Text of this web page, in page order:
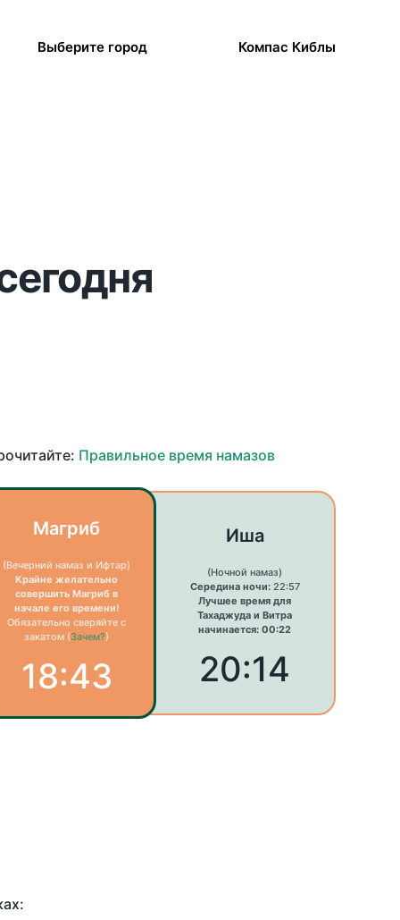
Выберите город Компас Киблы
Правильное время намазов
Магриб
(Вечерний намаз и Ифтар)
Крайне желательно
совершить Магриб в
начале его времени!
Обязательно сверяйте с
закатом (Зачем?)
18:43
Иша
(Ночной намаз)
Середина ночи:22:57
Лучшее время для
Тахаджуда и Витра
начинается: 00:22
20:14